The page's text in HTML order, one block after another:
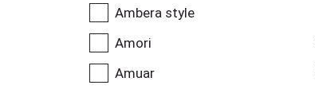
Ambera style
Amori
Amuar